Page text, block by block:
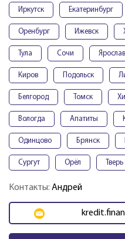
Иркутск Екатеринбург
Оренбург Ижевск
Тула Сочи
Киров Подольск
Белгород Томск
Вологда Апатиты
Одинцово Брянск
Сургут Орёл Тверь
Контакты: Андрей